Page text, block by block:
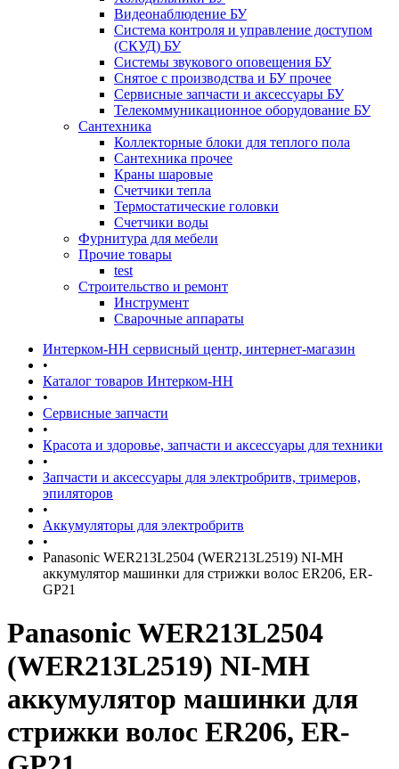
Видеонаблюдение БУ
Система контроля и управление доступом
(СКУД) БУ
Системы звукового оповещения БУ
Снятое с производства и БУ прочее
Сервисные запчасти и аксессуары БУ
Телекоммуникационное оборудование БУ
Сантехника
Коллекторные блоки для теплого пола
Сантехника прочее
Краны шаровые
Счетчики тепла
Термоcтатические головки
Счетчики воды
Фурнитура для мебели
Прочие товары
test
Строительство и ремонт
Инструмент
Сварочные аппараты
Интерком-НН сервисный центр, интернет-магазин
•
Каталог товаров Интерком-НН
•
Сервисные запчасти
•
Красота и здоровье, запчасти и аксессуары для техники
•
Запчасти и аксессуары для электробритв, тримеров,
эпиляторов
•
Аккумуляторы для электробритв
•
Panasonic WER213L2504 (WER213L2519) NI-MH
аккумулятор машинки для стрижки волос ER206, ER-
GP21
Panasonic WER213L2504
(WER213L2519) NI-MH
аккумулятор машинки для
стрижки волос ER206, ER-